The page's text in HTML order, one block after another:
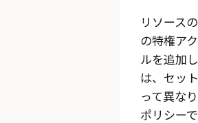
リソース
の特権ア
ルを追加
は、セッ
って異な
ポリシー